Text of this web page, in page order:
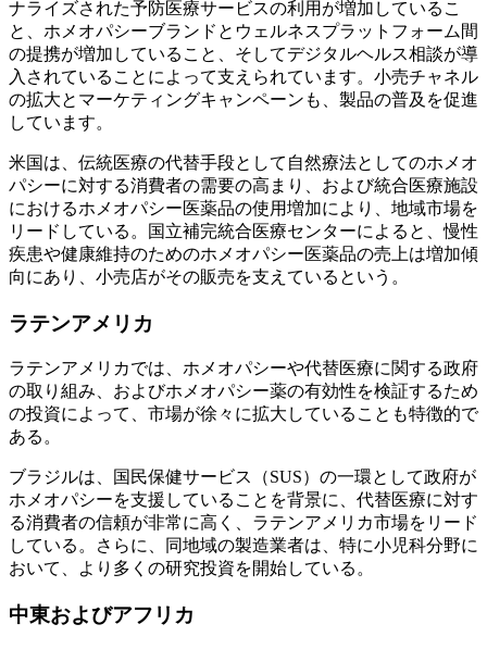
ナライズされた予防医療サービスの利用が増加しているこ
と、ホメオパシーブランドとウェルネスプラットフォーム間
の提携が増加していること、そしてデジタルヘルス相談が導
入されていることによって支えられています。小売チャネル
の拡大とマーケティングキャンペーンも、製品の普及を促進
しています。
米国は、伝統医療の代替手段として自然療法としてのホメオ
パシーに対する消費者の需要の高まり、および統合医療施設
におけるホメオパシー医薬品の使用増加により、地域市場を
リードしている。国立補完統合医療センターによると、慢性
疾患や健康維持のためのホメオパシー医薬品の売上は増加傾
向にあり、小売店がその販売を支えているという。
ラテンアメリカ
ラテンアメリカでは、ホメオパシーや代替医療に関する政府
の取り組み、およびホメオパシー薬の有効性を検証するため
の投資によって、市場が徐々に拡大していることも特徴的で
ある。
ブラジルは、国民保健サービス（SUS）の一環として政府が
ホメオパシーを支援していることを背景に、代替医療に対す
る消費者の信頼が非常に高く、ラテンアメリカ市場をリード
している。さらに、同地域の製造業者は、特に小児科分野に
おいて、より多くの研究投資を開始している。
中東およびアフリカ